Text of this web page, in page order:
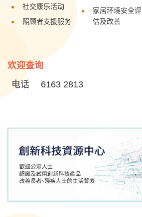
社交康乐活动
照顾者支援服务
家居环境安全评
估及改善
欢迎查询
电话
6163 2813